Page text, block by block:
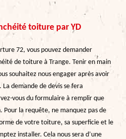
toiture par YD
72, vous pouvez demander
de toiture à Trange. Tenir en main
souhaitez nous engager après avoir
demande de devis se fera
vous du formulaire à remplir que
Pour la requête, ne manquez pas de
de votre toiture, sa superficie et le
installer. Cela nous sera d’une